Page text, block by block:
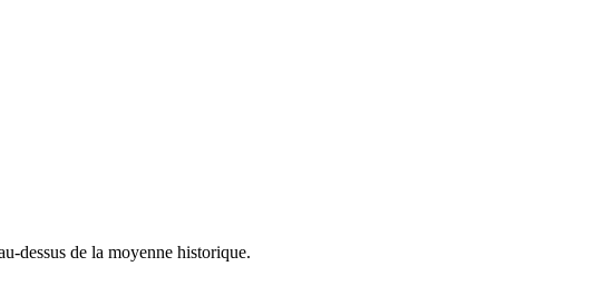
dessus de la moyenne historique.